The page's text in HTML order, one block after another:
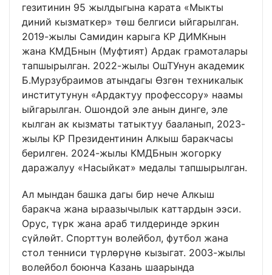
гезитинин 95 жылдыгына карата «Мыкты
диний кызматкер» төш белгиси ыйгарылган.
2019-жылы Самидин карыга КР ДИМКнын
жана КМДБнын (Муфтият) Ардак грамоталары
тапшырылган. 2022-жылы ОшТУнун академик
Б.Мурзубраимов атындагы Өзгөн техникалык
институтунун «Ардактуу профессору» наамы
ыйгарылган. Ошондой эле анын динге, эле
кылган ак кызматы татыктуу бааланып, 2023-
жылы КР Президентинин Алкыш баракчасы
берилген. 2024-жылы КМДБнын жогорку
даражалуу «Насыйкат» медалы тапшырылган.
Ал мындан башка дагы бир нече Алкыш
баракча жана ыраазычылык каттардын ээси.
Орус, түрк жана араб тилдеринде эркин
сүйлөйт. Спорттун волейбол, футбол жана
стол тенниси түрлөрүнө кызыгат. 2003-жылы
волейбол боюнча Казань шаарында